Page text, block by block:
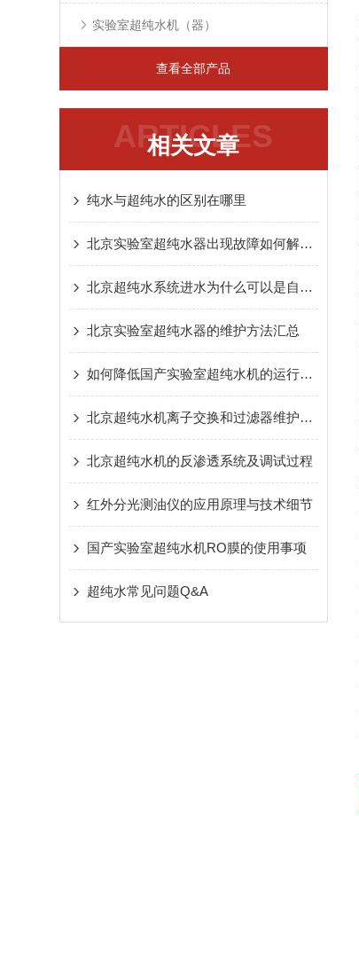
实验室超纯水机（器）
查看全部产品
ARTICLES
相关文章
纯水与超纯水的区别在哪里
北京实验室超纯水器出现故障如何解决？
北京超纯水系统进水为什么可以是自来水？
北京实验室超纯水器的维护方法汇总
如何降低国产实验室超纯水机的运行成本
北京超纯水机离子交换和过滤器维护介绍
北京超纯水机的反渗透系统及调试过程
红外分光测油仪的应用原理与技术细节
国产实验室超纯水机RO膜的使用事项
超纯水常见问题Q&A